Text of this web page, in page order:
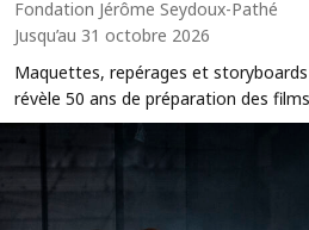
Fondation Jérôme Seydoux-Pathé
Jusqu’au 31 octobre 2026
Maquettes, repérages et
révèle 50 ans de préparation des